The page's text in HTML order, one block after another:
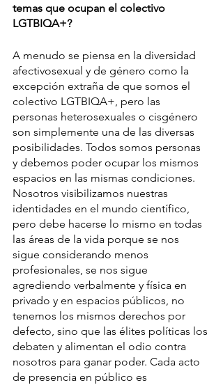
temas que ocupan el colectivo
LGTBIQA+?
A menudo se piensa en la diversidad
afectivosexual y de género como la
excepción extraña de que somos el
colectivo LGTBIQA+, pero las
personas heterosexuales o cisgénero
son simplemente una de las diversas
posibilidades. Todos somos personas
y debemos poder ocupar los mismos
espacios en las mismas condiciones.
Nosotros visibilizamos nuestras
identidades en el mundo científico,
pero debe hacerse lo mismo en todas
las áreas de la vida porque se nos
sigue considerando menos
profesionales, se nos sigue
agrediendo verbalmente y física en
privado y en espacios públicos, no
tenemos los mismos derechos por
defecto, sino que las élites políticas los
debaten y alimentan el odio contra
nosotros para ganar poder. Cada acto
de presencia en público es